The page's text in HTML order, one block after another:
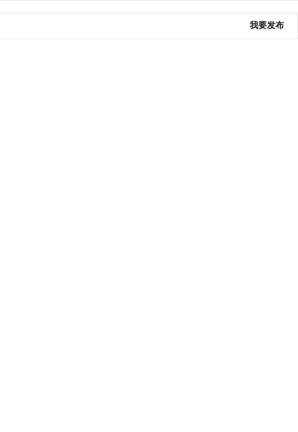
我要发布
南方有乔木 | “科创CP”渐入佳境